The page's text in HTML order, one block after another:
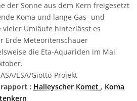
der Sonne aus dem Kern freigesetzt
Koma und lange Gas- und
vieler Umläufe hinterlässt es
Erde Meteoritenschauer
die Eta-Aquariden im Mai
ESA/Giotto-Projekt
: Halleyscher Komet , Koma